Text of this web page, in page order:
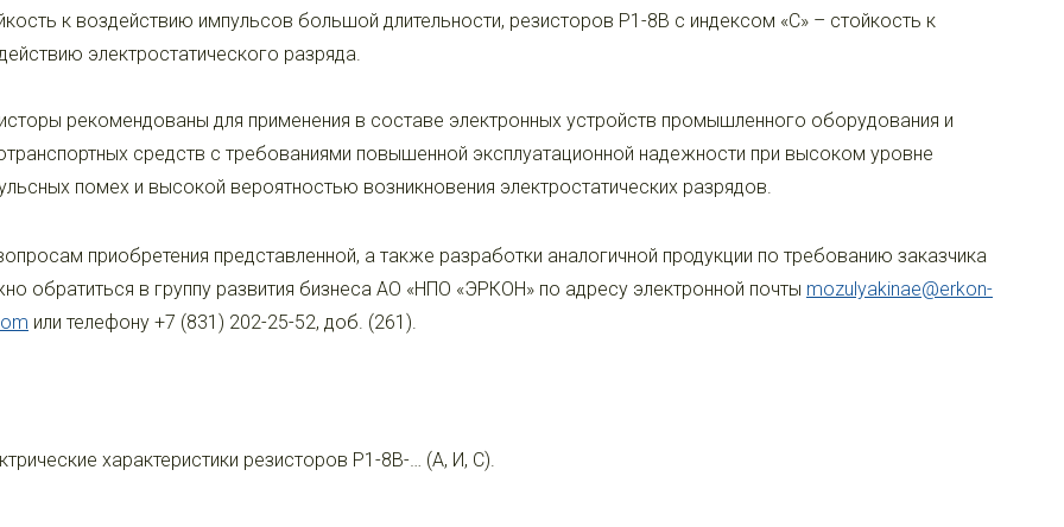
к воздействию импульсов большой длительности, резисторов Р1-8В с индексом «С» – стойкость к
электростатического разряда.
рекомендованы для применения в составе электронных устройств промышленного оборудования и
средств с требованиями повышенной эксплуатационной надежности при высоком уровне
помех и высокой вероятностью возникновения электростатических разрядов.
приобретения представленной, а также разработки аналогичной продукции по требованию заказчика
обратиться в группу развития бизнеса АО «НПО «ЭРКОН» по адресу электронной почты mozulyakinae@erkon-
или телефону +7 (831) 202-25-52, доб. (261).
характеристики резисторов Р1-8В-… (А, И, С).